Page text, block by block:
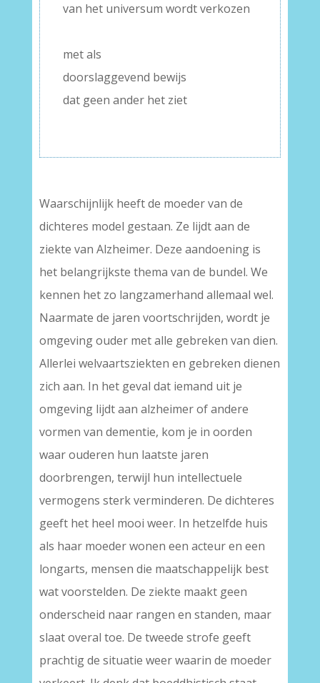
van het universum wordt verkozen
met als
doorslaggevend bewijs
dat geen ander het ziet
Waarschijnlijk heeft de moeder van de
dichteres model gestaan. Ze lijdt aan de
ziekte van Alzheimer. Deze aandoening is
het belangrijkste thema van de bundel. We
kennen het zo langzamerhand allemaal wel.
Naarmate de jaren voortschrijden, wordt je
omgeving ouder met alle gebreken van dien.
Allerlei welvaartsziekten en gebreken dienen
zich aan. In het geval dat iemand uit je
omgeving lijdt aan alzheimer of andere
vormen van dementie, kom je in oorden
waar ouderen hun laatste jaren
doorbrengen, terwijl hun intellectuele
vermogens sterk verminderen. De dichteres
geeft het heel mooi weer. In hetzelfde huis
als haar moeder wonen een acteur en een
longarts, mensen die maatschappelijk best
wat voorstelden. De ziekte maakt geen
onderscheid naar rangen en standen, maar
slaat overal toe. De tweede strofe geeft
prachtig de situatie weer waarin de moeder